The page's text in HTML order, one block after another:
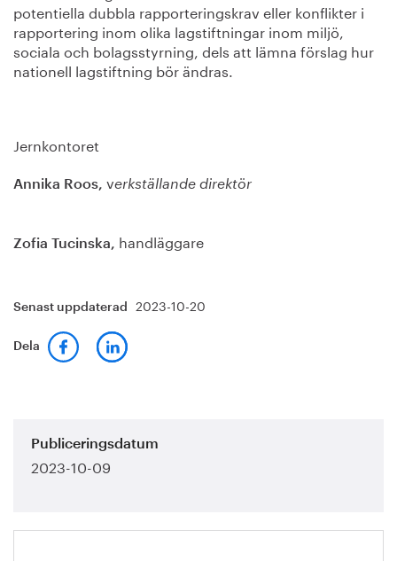
potentiella dubbla rapporteringskrav eller konflikter i
rapportering inom olika lagstiftningar inom miljö,
sociala och bolagsstyrning, dels att lämna förslag hur
nationell lagstiftning bör ändras.
Jernkontoret
Annika Roos, verkställande direktör
Zofia Tucinska, handläggare
Senast uppdaterad 2023-10-20
Dela
Publiceringsdatum
2023-10-09